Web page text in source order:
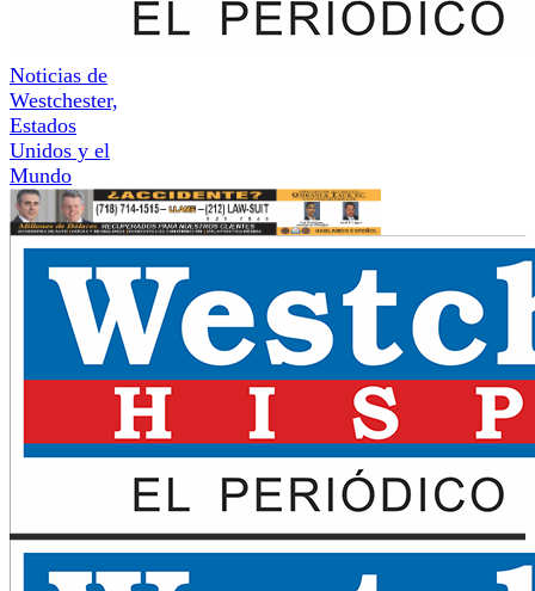
Noticias de
Westchester,
Estados
Unidos y el
Mundo